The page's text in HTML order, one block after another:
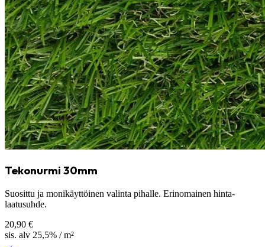
Tekonurmi 30mm
Suosittu ja monikäyttöinen valinta pihalle. Erinomainen hinta-
laatusuhde.
20,90 €
sis. alv 25,5% / m²